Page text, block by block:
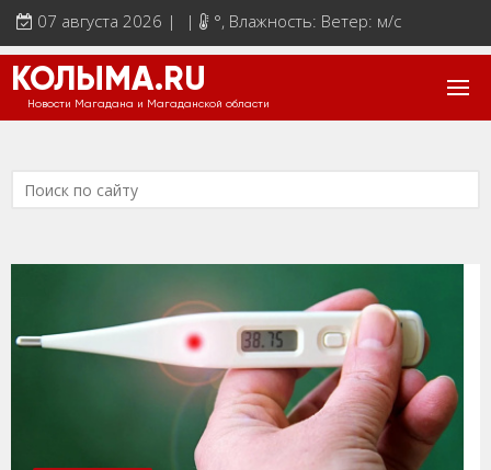
07 августа 2026 | | °, Влажность: Ветер: м/с
КОЛЫМА.RU
Новости Магадана и Магаданской области